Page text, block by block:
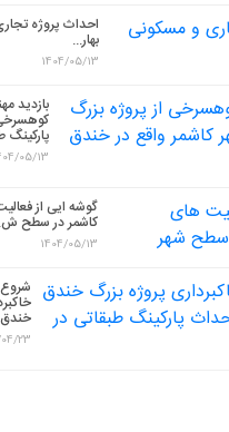
احداث پروژه
بهار...
1404/05/13
بازدید
05/13
گوشه ایی از
کاشمر در سطح
1404/05/13
خندق
23